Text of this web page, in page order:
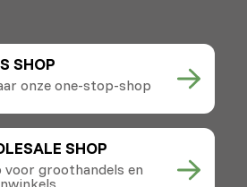
SHOP
onze one-stop-shop
SHOP
voor groothandels en